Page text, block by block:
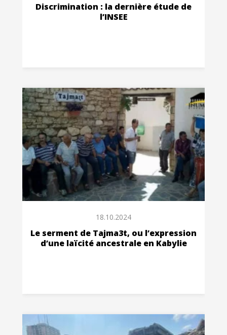
Discrimination : la dernière étude de
l’INSEE
18.10.2024
Le serment de Tajma3t, ou l’expression
d’une laïcité ancestrale en Kabylie